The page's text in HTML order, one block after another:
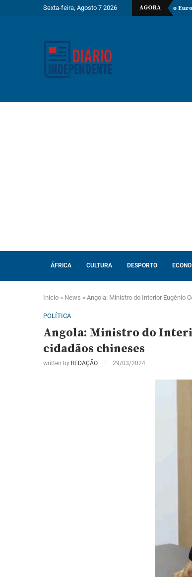
Sexta-feira, Agosto 7 2026 AGORA
Katambi-2 do bloco 24 PIB da União Europeia atinge
ÁFRICA CULTURA DESPORTO
Início » News » Angola: Ministro do Interior Eugénio
POLÍTICA
Angola: Ministro do
cidadãos chineses
written by REDAÇÃO 29/03/2024